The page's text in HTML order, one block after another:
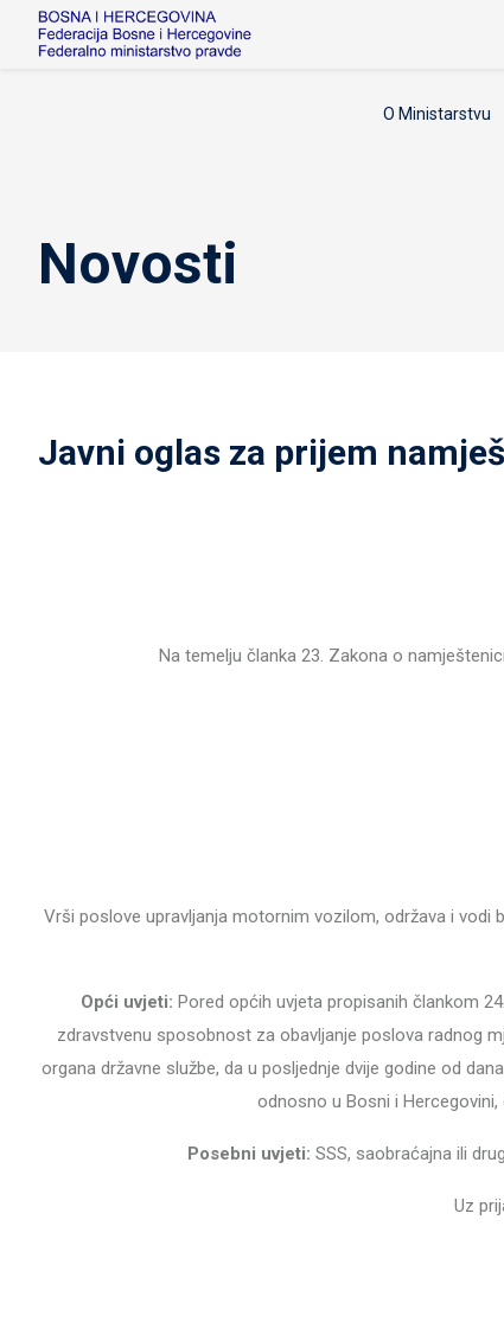
O Ministarstvu
Novosti
Javni oglas za prijem
Na temelju članka 23. Zakona o
Vrši poslove upravljanja motornim vozilom, održava i vodi
Opći uvjeti: Pored općih uvjeta propisanih člankom
zdravstvenu sposobnost za obavljanje poslova radnog
organa državne službe, da u posljednje dvije godine od
odnosno u Bosni i
Posebni uvjeti: SSS, saobraćajna ili
Uz